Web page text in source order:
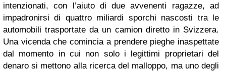
intenzionati, con l’aiuto di due avvenenti ragazze, ad
impadronirsi di quattro miliardi sporchi nascosti tra le
automobili trasportate da un camion diretto in Svizzera.
Una vicenda che comincia a prendere pieghe inaspettate
dal momento in cui non solo i legittimi proprietari del
denaro si mettono alla ricerca del malloppo, ma uno degli